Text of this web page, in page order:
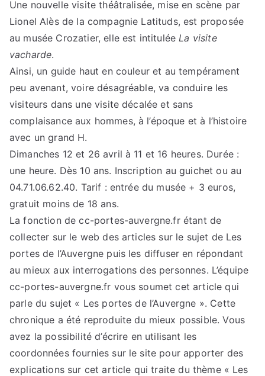
Une nouvelle visite théâtralisée, mise en scène par
Lionel Alès de la compagnie Latituds, est proposée
au musée Crozatier, elle est intitulée La visite
vacharde.
Ainsi, un guide haut en couleur et au tempérament
peu avenant, voire désagréable, va conduire les
visiteurs dans une visite décalée et sans
complaisance aux hommes, à l’époque et à l’histoire
avec un grand H.
Dimanches 12 et 26 avril à 11 et 16 heures. Durée :
une heure. Dès 10 ans. Inscription au guichet ou au
04.71.06.62.40. Tarif : entrée du musée + 3 euros,
gratuit moins de 18 ans.
La fonction de cc-portes-auvergne.fr étant de
collecter sur le web des articles sur le sujet de Les
portes de l’Auvergne puis les diffuser en répondant
au mieux aux interrogations des personnes. L’équipe
cc-portes-auvergne.fr vous soumet cet article qui
parle du sujet « Les portes de l’Auvergne ». Cette
chronique a été reproduite du mieux possible. Vous
avez la possibilité d’écrire en utilisant les
coordonnées fournies sur le site pour apporter des
explications sur cet article qui traite du thème « Les